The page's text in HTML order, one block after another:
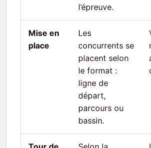
l’épreuve.
Mise en
place
Les
concurrents se
placent selon
le format :
ligne de
départ,
parcours ou
bassin.